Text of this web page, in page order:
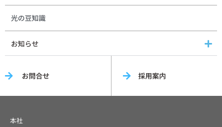
光の豆知識
お知らせ
お問合せ 採用案内
本社